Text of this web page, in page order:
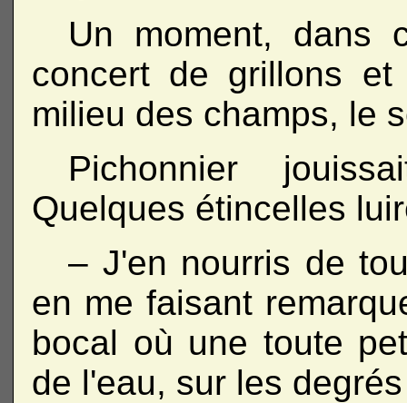
Un moment, dans
concert de grillons
milieu des champs, le
Pichonnier
Quelques étincelles
– J'en nourris de
en me faisant
bocal où une toute
de l'eau, sur les